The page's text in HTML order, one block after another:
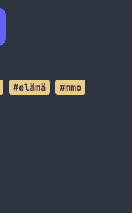
#elämä
#mmo